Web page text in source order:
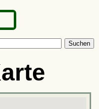
Suchen